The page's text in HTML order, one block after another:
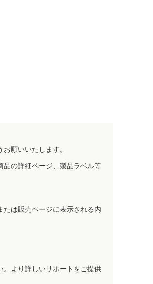
願いいたします。
品の詳細ページ、製品ラベル等
たは販売ページに表示される内
。より詳しいサポートをご提供